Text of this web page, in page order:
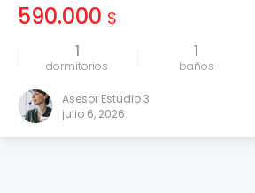
590.000 $
1 1
Asesor Estudio 3
julio 6, 2026